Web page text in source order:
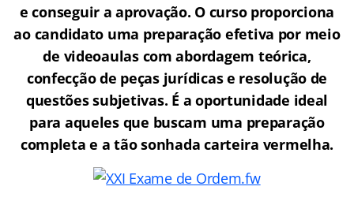
e conseguir a aprovação. O curso proporciona
ao candidato uma preparação efetiva por meio
de videoaulas com abordagem teórica,
confecção de peças jurídicas e resolução de
questões subjetivas. É a oportunidade ideal
para aqueles que buscam uma preparação
completa e a tão sonhada carteira vermelha.